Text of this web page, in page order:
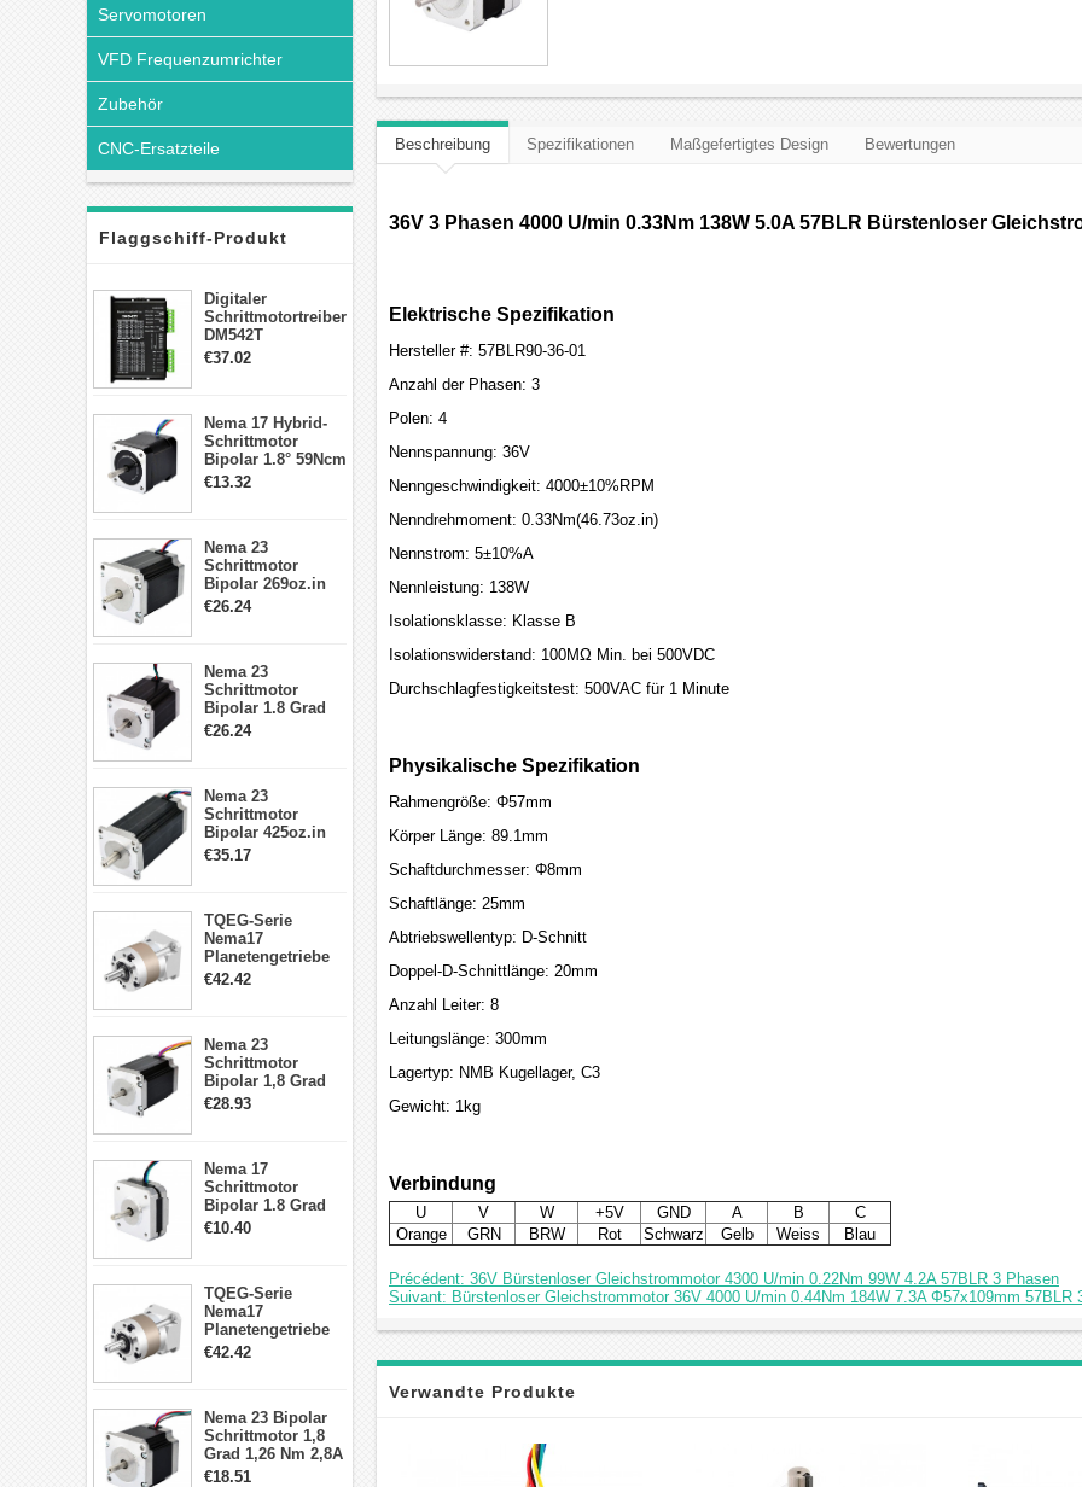
Servomotoren
VFD Frequenzumrichter
Zubehör
CNC-Ersatzteile
Flaggschiff-Produkt
Digitaler
Schrittmotortreiber
DM542T
Schrittmotor
Schrittmotor
€37.02
Nema 17 Hybrid-
Schrittmotor
Bipolar 1.8° 59Ncm
2A 4 Drähte mit 1m
€13.32
Nema 23
Schrittmotor
Bipolar 269oz.in
2,8A 57x57x76mm
€26.24
Nema 23
Schrittmotor
Bipolar 1.8 Grad
1.9Nm 3A 3.36V 4
€26.24
Nema 23
Schrittmotor
Bipolar 425oz.in
4.2A 57x57x114mm
€35.17
TQEG-Serie
Nema17
Planetengetriebe
5:1 Spiel 15Arc-
€42.42
Nema 23
Schrittmotor
Bipolar 1,8 Grad
2,83Nm 4 A 2,26V
€28.93
Nema 17
Schrittmotor
Bipolar 1.8 Grad
8.7Ncm 1A 3.5V 4
€10.40
TQEG-Serie
Nema17
Planetengetriebe
10:1 Spiel 15Arc-
€42.42
Nema 23 Bipolar
Schrittmotor 1,8
Grad 1,26 Nm 2,8A
2,5V 4 Drähte
€18.51
Beschreibung Spezifikationen Maßgefertigtes Design Bewertungen
36V 3 Phasen 4000 U/min 0.33Nm 138W 5.0A 57BLR Bürstenloser
Elektrische Spezifikation
Hersteller #: 57BLR90-36-01
Anzahl der Phasen: 3
Polen: 4
Nennspannung: 36V
Nenngeschwindigkeit: 4000±10%RPM
Nenndrehmoment: 0.33Nm(46.73oz.in)
Nennstrom: 5±10%A
Nennleistung: 138W
Isolationsklasse: Klasse B
Isolationswiderstand: 100MΩ Min. bei 500VDC
Durchschlagfestigkeitstest: 500VAC für 1 Minute
Physikalische Spezifikation
Rahmengröße: Φ57mm
Körper Länge: 89.1mm
Schaftdurchmesser: Φ8mm
Schaftlänge: 25mm
Abtriebswellentyp: D-Schnitt
Doppel-D-Schnittlänge: 20mm
Anzahl Leiter: 8
Leitungslänge: 300mm
Lagertyp: NMB Kugellager, C3
Gewicht: 1kg
Verbindung
U V W +5V GND A B
C
Orange
GRN BRW Rot Schwarz Gelb Weiss Blau
Précédent: 36V Bürstenloser Gleichstrommotor 4300 U/min 0.22Nm 99W 4.2A 57BLR 3 Phasen
Suivant: Bürstenloser Gleichstrommotor 36V 4000 U/min 0.44Nm 184W 7.3A Ф57x109mm 57BLR
Verwandte Produkte